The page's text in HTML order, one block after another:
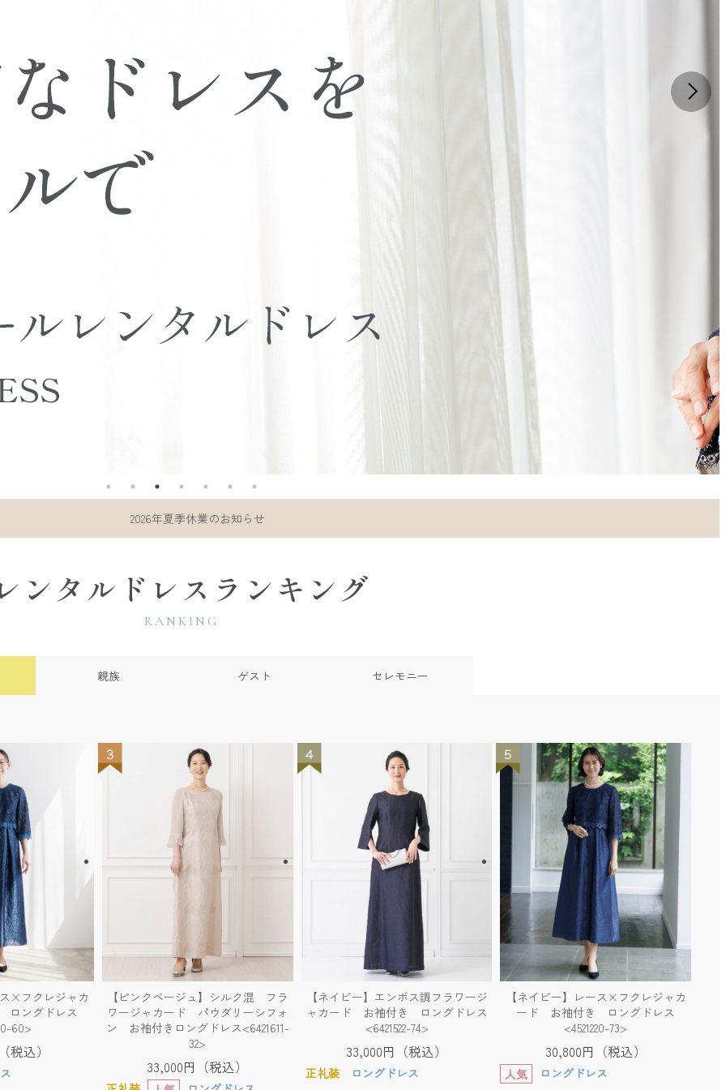
2026年夏季休業のお知らせ
ンタルドレスランキング
RANKING
親族 ゲスト セレモニー
×フクレジャカ
ングドレス
60>
税込）
【ピンクベージュ】シルク混 フラ
ワージャカード パウダリーシフォ
ン お袖付きロングドレス<6421611-
32>
33,000円（税込）
【ネイビー】エンボス調フラワージ
ャカード お袖付き ロングドレス
<6421522-74>
33,000円（税込）
正礼装 ロングドレス
【ネイビー】レース×フクレジャカ
ード お袖付き ロングドレス
<4521220-73>
30,800円（税込）
人気 ロングドレス